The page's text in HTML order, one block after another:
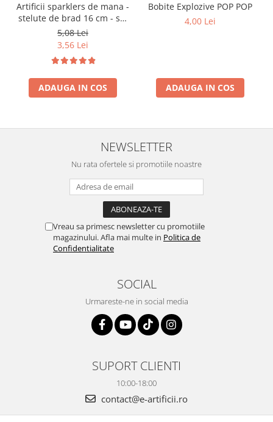
Artificii sparklers de mana -
stelute de brad 16 cm - set
10 buc
5,08 Lei
3,56 Lei
ADAUGA IN COS
Bobite Explozive POP POP
4,00 Lei
ADAUGA IN COS
NEWSLETTER
Nu rata ofertele si promotiile noastre
Vreau sa primesc newsletter cu promotiile
magazinului. Afla mai multe in Politica de
Confidentialitate
SOCIAL
Urmareste-ne in social media
SUPORT CLIENTI
10:00-18:00
contact@e-artificii.ro